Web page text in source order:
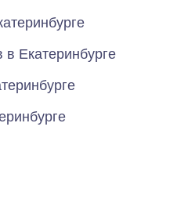
Екатеринбурге